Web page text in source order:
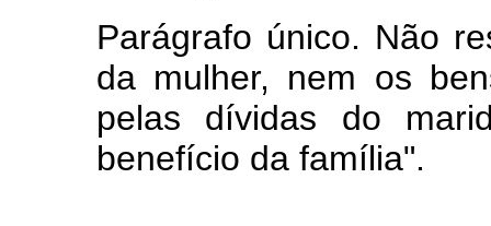
Parágrafo único. Não
da mulher, nem os
pelas dívidas do
benefício da família".